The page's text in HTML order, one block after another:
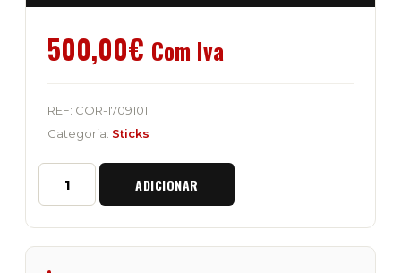
500,00€ Com Iva
REF: COR-1709101
Categoria: Sticks
Quantidade
Sticks
ADICIONAR